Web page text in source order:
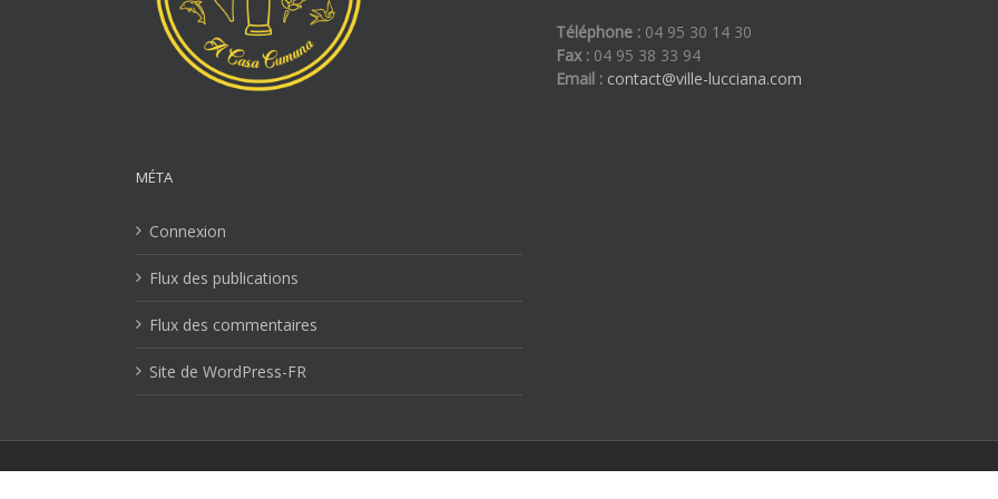
MÉTA
Connexion
Flux des publications
Flux des commentaires
Site de WordPress-FR
Téléphone :04 95 30 14 30
Fax :04 95 38 33 94
Email : contact@ville-lucciana.com